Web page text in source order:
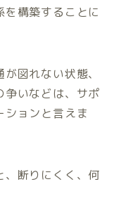
構築することに
図れない状態、
争いなどは、サポ
ションと言えま
、断りにくく、何